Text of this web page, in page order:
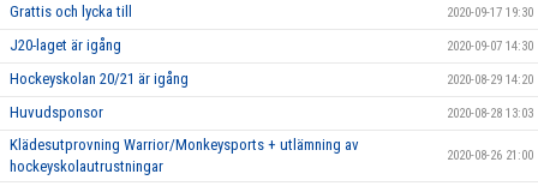
Grattis och lycka till 2020-09-17 19:30
J20-laget är igång 2020-09-07 14:30
Hockeyskolan 20/21 är igång 2020-08-29 14:20
Huvudsponsor 2020-08-28 13:03
Klädesutprovning Warrior/Monkeysports + utlämning av
hockeyskolautrustningar
2020-08-26 21:00